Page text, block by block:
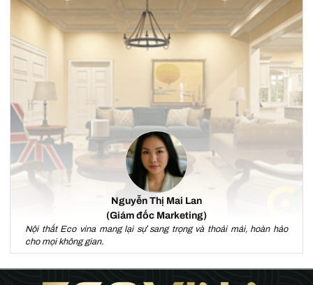
Nguyễn Thị Mai Lan
(Giám đốc Marketing)
Nội thất Eco vina mang lại sự sang trọng và thoải mái, hoàn hảo
cho mọi không gian.